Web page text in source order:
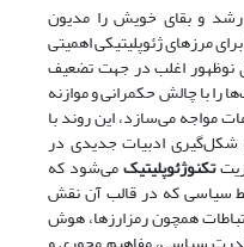
رشد و بقای خویش را مدیون
مرزهای ژئوپلیتیکی اهمیتی
نوظهور اغلب در جهت تضعیف
با چالش حکمرانی و موازنه
مواجه می‌سازد، این روند با
ادبیات جدیدی در
تکنوژئوپلیتیکمی‌شود که
سیاسی که در قالب آن نقش
همچون رمزارزها، هوش